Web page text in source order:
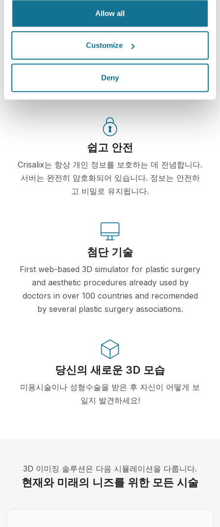
Allow all
Customize
Deny
을 줄 수 있습니다. 이렇게 하면 가족이나 친구 또는 의견
을 원하는 사람과 공유할 수 있습니다.
당신의 새로운 모습을 지금 보세요!
쉽고 안전
Crisalix는 항상 개인 정보를 보호하는 데 전념합니다.
서버는 완전히 암호화되어 있습니다. 정보는 안전하
고 비밀로 유지됩니다.
첨단 기술
First web-based 3D simulator for plastic surgery
and aesthetic procedures already used by
doctors in over 100 countries and recomended
by several plastic surgery associations.
당신의 새로운 3D 모습
미용시술이나 성형수술을 받은 후 자신이 어떻게 보
일지 발견하세요!
3D 이미징 솔루션은 다음 시뮬레이션을 다룹니다.
현재와 미래의 니즈를 위한 모든 시술